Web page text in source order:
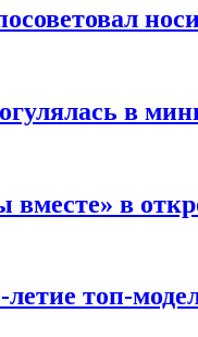
в
вместе» в
топ-